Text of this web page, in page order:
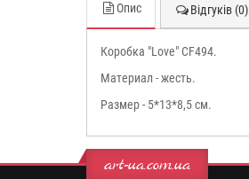
Опис Відгуків (0)
Коробка "Love" CF494.
Материал - жесть.
Размер - 5*13*8,5 см.
art-ua.com.ua